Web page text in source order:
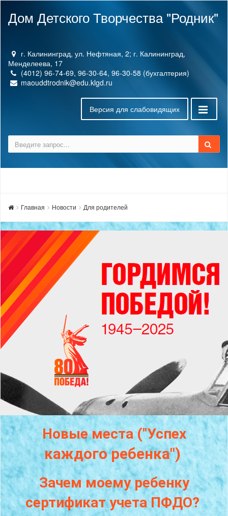
Дом Детского Творчества "Родник"
г. Калининград, ул. Нефтяная, 2; г. Калининград,
Менделеева, 17
(4012) 96-74-69, 96-30-64, 96-30-58 (бухгалтерия)
maouddtrodnik@edu.klgd.ru
Версия для слабовидящих
Главная Новости Для родителей
Новые места ("Успех
каждогоребенка")
Зачем моему ребенку
сертификат учета ПФДО?